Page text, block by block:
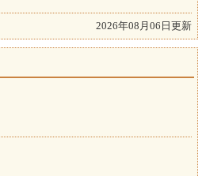
2026年08月06日更新